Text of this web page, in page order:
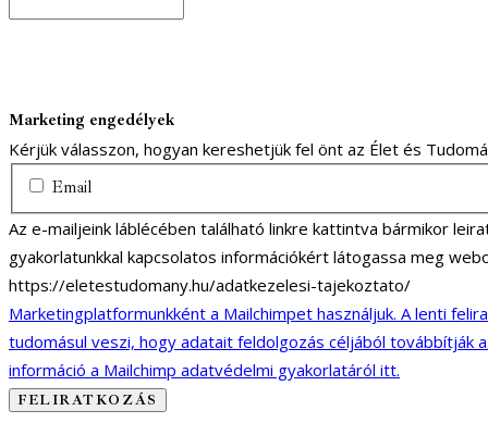
Marketing engedélyek
Kérjük válasszon, hogyan kereshetjük fel önt az Élet és
Email
Az e-mailjeink láblécében található linkre kattintva bármikor
gyakorlatunkkal kapcsolatos információkért látogassa meg
https://eletestudomany.hu/adatkezelesi-tajekoztato/
Marketingplatformunkként a Mailchimpet használjuk. A lenti
tudomásul veszi, hogy adatait feldolgozás céljából továbbítják
információ a Mailchimp adatvédelmi gyakorlatáról itt.